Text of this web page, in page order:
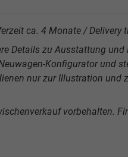
ca. 4 Monate / Delivery
Details zu Ausstattung und
Konfigurator und
nur zur Illustration und
vorbehalten.